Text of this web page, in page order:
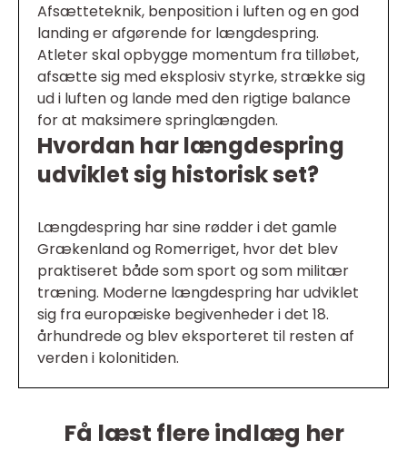
Afsætteteknik, benposition i luften og en god
landing er afgørende for længdespring.
Atleter skal opbygge momentum fra tilløbet,
afsætte sig med eksplosiv styrke, strække sig
ud i luften og lande med den rigtige balance
for at maksimere springlængden.
Hvordan har længdespring
udviklet sig historisk set?
Længdespring har sine rødder i det gamle
Grækenland og Romerriget, hvor det blev
praktiseret både som sport og som militær
træning. Moderne længdespring har udviklet
sig fra europæiske begivenheder i det 18.
århundrede og blev eksporteret til resten af
verden i kolonitiden.
Få læst flere indlæg her